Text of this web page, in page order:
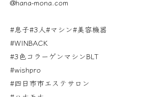
@hana-mona.com
#息子#3人#マシン#美容機器
#WINBACK
#3色コラーゲンマシンBLT
#wishpro
#四日市市エステサロン